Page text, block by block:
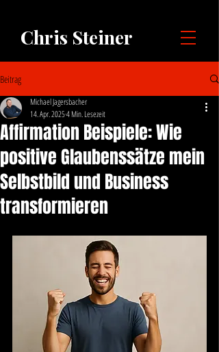
Chris Steiner
Beitrag
Affirmation Beispiele: Wie
positive Glaubenssätze mein
Selbstbild und Business
transformieren
Michael Jagersbacher
14. Apr. 20254 Min. Lesezeit